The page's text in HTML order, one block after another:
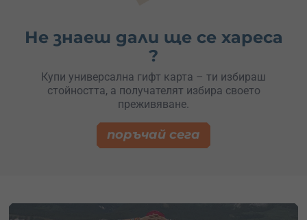
Не знаеш дали ще се хареса
?
Купи универсална гифт карта – ти избираш
стойността, а получателят избира своето
преживяване.
поръчай сега